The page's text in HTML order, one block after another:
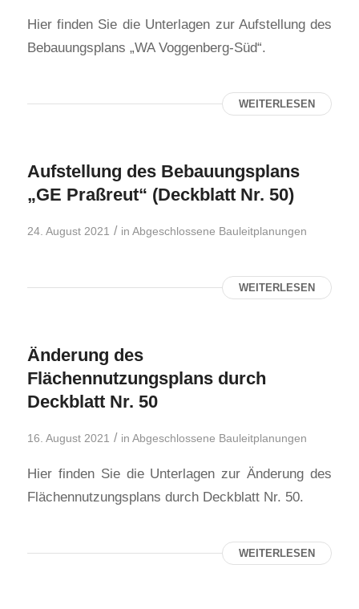
Hier finden Sie die Unterlagen zur Aufstellung des
Bebauungsplans „WA Voggenberg-Süd“.
WEITERLESEN
Aufstellung des Bebauungsplans
„GE Praßreut“ (Deckblatt Nr. 50)
24. August 2021 / in Abgeschlossene Bauleitplanungen
WEITERLESEN
Änderung des
Flächennutzungsplans durch
Deckblatt Nr. 50
16. August 2021 / in Abgeschlossene Bauleitplanungen
Hier finden Sie die Unterlagen zur Änderung des
Flächennutzungsplans durch Deckblatt Nr. 50.
WEITERLESEN